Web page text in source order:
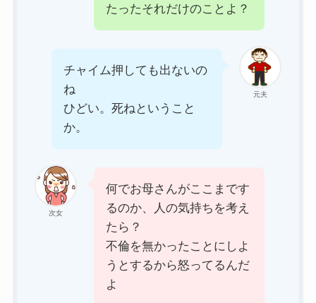
たったそれだけのことよ？
元夫
チャイム押しても出ないの
ね
ひどい。死ねということ
か。
次女
何でお母さんがここまです
るのか、人の気持ちを考え
たら？
不倫を無かったことにしよ
うとするから怒ってるんだ
よ